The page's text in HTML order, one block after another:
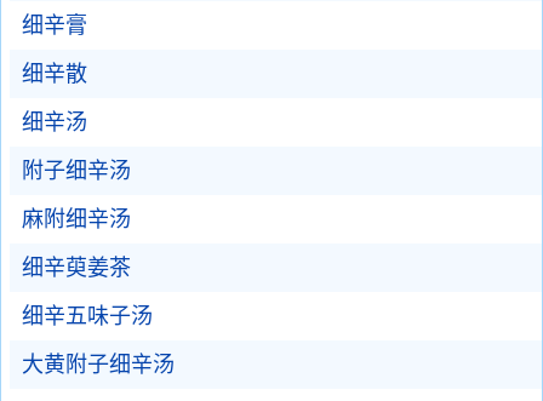
细辛膏
细辛散
细辛汤
附子细辛汤
麻附细辛汤
细辛萸姜茶
细辛五味子汤
大黄附子细辛汤